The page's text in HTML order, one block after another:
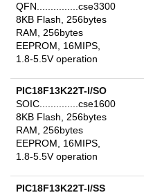
QFN...............cse3300
8KB Flash, 256bytes
RAM, 256bytes
EEPROM, 16MIPS,
1.8-5.5V operation
PIC18F13K22T-I/SO
SOIC..............cse1600
8KB Flash, 256bytes
RAM, 256bytes
EEPROM, 16MIPS,
1.8-5.5V operation
PIC18F13K22T-I/SS